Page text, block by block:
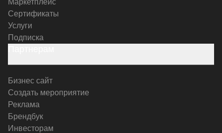
Сертификаты
Услуги
Подписка
Бизнес сайт
Создать мероприятие
Реклама
Брендбук
Инвесторам